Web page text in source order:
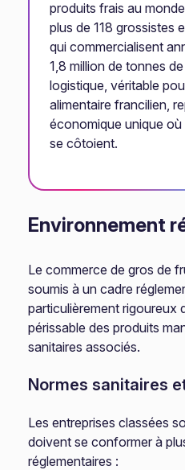
produits frais au
plus de 118 grossistes
qui commercialisent
1,8 million de tonnes
logistique, véritable
alimentaire francilien,
économique unique
se côtoient.
Environnement
Le commerce de gros de
soumis à un cadre
particulièrement rigoureux
périssable des produits
sanitaires associés.
Normes sanitaires
Les entreprises classées
doivent se conformer à
réglementaires :